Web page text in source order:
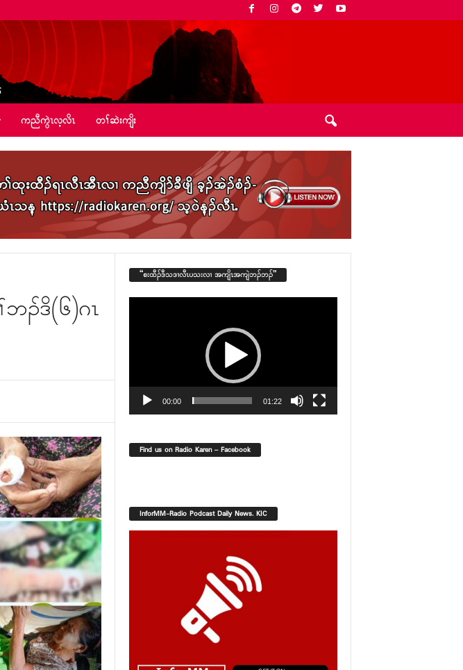
ကညီကွဲၤလ့လိၤ တၢ်ဆဲးကျိး
ဘၣ်ဒိ(၆)ဂၤ
“စးထီၣ်ဒီသဒၢလီၤပသးလၢ အကျိၤအကျဲဘၣ်ဘၣ်”
00:00 01:22
Find us on Radio Karen – Facebook
InforMM-Radio Podcast Daily News. KIC